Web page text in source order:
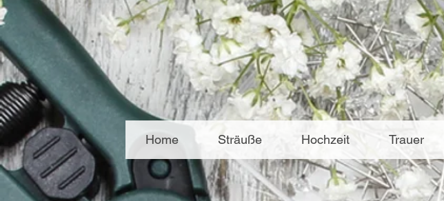
Home Sträuße Hochzeit Trauer